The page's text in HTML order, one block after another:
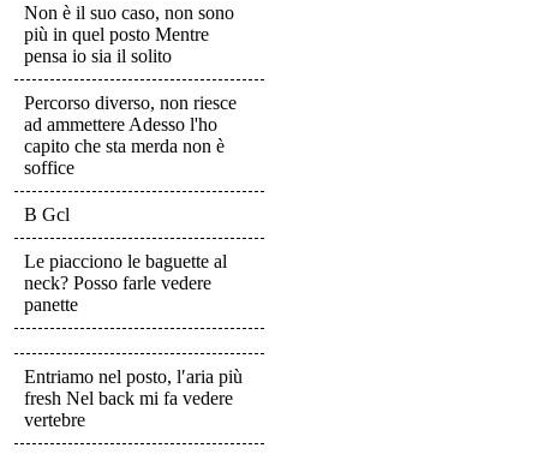
Non è il suo caso, non sono
più in quel posto Mentre
pensa io sia il solito
Percorso diverso, non riesce
ad ammettere Adesso l'ho
capito che sta merda non è
soffice
B Gcl
Le piacciono le baguette al
neck? Posso farle vedere
panette
Entriamo nel posto, l′aria più
fresh Nel back mi fa vedere
vertebre